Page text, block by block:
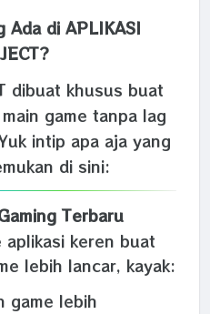
Ada di APLIKASI
dibuat khusus buat
game tanpa lag
intip apa aja yang
di sini:
Terbaru
keren buat
lebih lancar, kayak:
game lebih